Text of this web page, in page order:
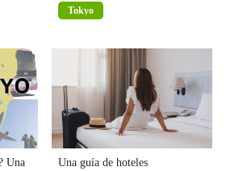
Tokyo
Una
Una guía de hoteles